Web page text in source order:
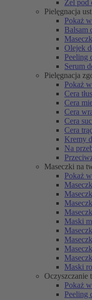
Żel pod
Pielęgnacja ust
Pokaż
Balsam
Olejek
Peeling
Serum
Pielęgnacja
Pokaż
Cera
Cera
Cera
Cera
Cera
Kremy
Na
Maseczki na
Pokaż
Maski
Maski
Oczyszczanie
Pokaż
Peeling